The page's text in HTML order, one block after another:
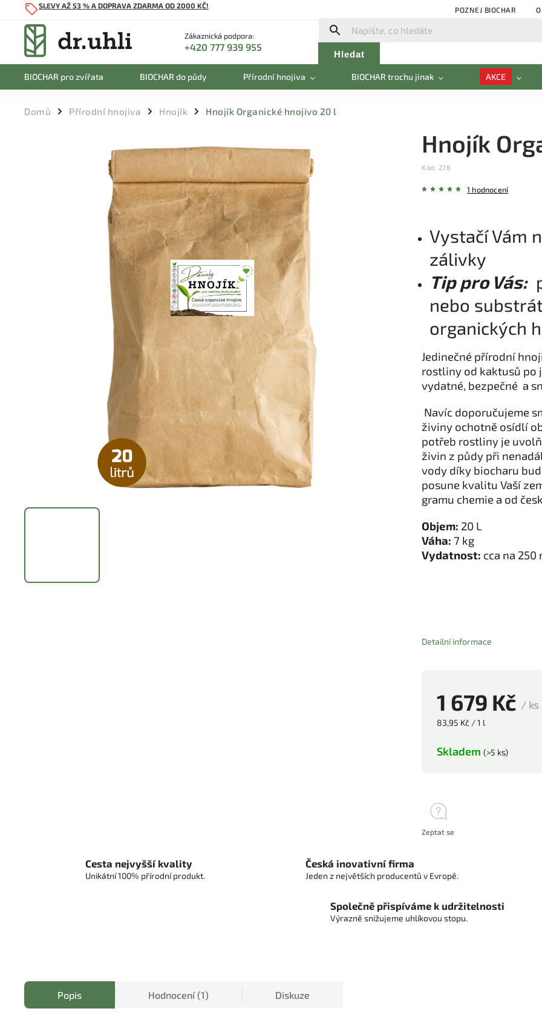
SLEVY AŽ 53 % A DOPRAVA ZDARMA OD 2000 KČ! POZNEJ BIOCHAR
Zákaznická podpora:
+420 777 939 955
Hledat
BIOCHAR pro zvířata BIOCHAR do půdy Přírodní hnojiva BIOCHAR trochu jinak AKCE
Domů / Přírodní hnojiva / Hnojík / Hnojík Organické hnojivo 20 l
1 679 Kč / ks
83,95 Kč / 1 l
Skladem (>5 ks)
Hnojík
Kód: 278
1 hodnocení
Vystačí Vám
zálivky
Tip pro Vás:
nebo
organických
Jedinečné přírodní
rostliny od kaktusů po
vydatné, bezpečné a
Navíc doporučujeme
živiny ochotně osídlí
potřeb rostliny je
živin z půdy při
vody díky biocharu
posune kvalitu Vaší
gramu chemie a od
Objem: 20 L
Váha: 7 kg
Vydatnost: cca na 250
Detailní informace
Zeptat se
Cesta nejvyšší kvality
Unikátní 100% přírodní produkt.
Česká inovativní firma
Jeden z největších producentů v Evropě.
Společně přispíváme k udržitelnosti
Výrazně snižujeme uhlíkovou stopu.
Popis Hodnocení (1) Diskuze